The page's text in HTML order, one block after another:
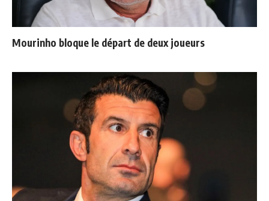
Mourinho bloque le départ de deux joueurs